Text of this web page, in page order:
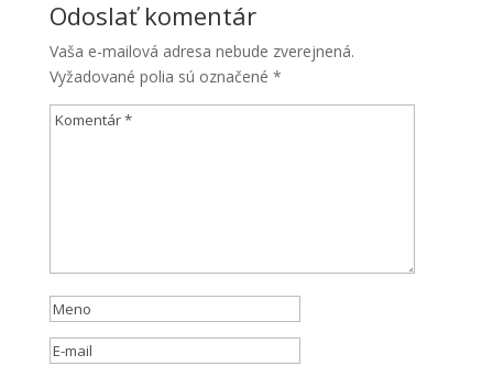
Odoslať komentár
Vaša e-mailová adresa nebude zverejnená.
Vyžadované polia sú označené *